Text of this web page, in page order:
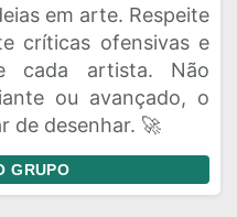
em arte. Respeite
críticas ofensivas e
cada artista. Não
ou avançado, o
de desenhar. 🚀
GRUPO